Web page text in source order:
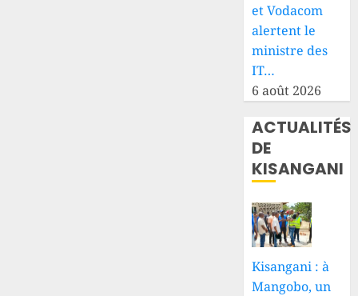
et Vodacom
alertent le
ministre des
IT…
6 août 2026
ACTUALITÉS
DE
KISANGANI
Kisangani : à
Mangobo, un